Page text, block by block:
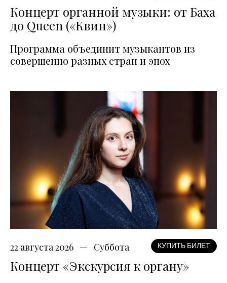
Концерт органной музыки: от Баха
до Queen («Квин»)
Программа объединит музыкантов из
совершенно разных стран и эпох
22 августа 2026 Суббота КУПИТЬ БИЛЕТ
Концерт «Экскурсия к органу»